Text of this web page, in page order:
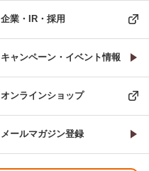
企業・IR・採用
キャンペーン・イベント情報
オンラインショップ
メールマガジン登録